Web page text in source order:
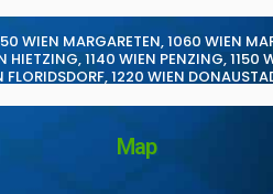
WIEN MARGARETEN,1060 WIEN
HIETZING,1140 WIEN PENZING,1150
FLORIDSDORF,1220 WIEN
Map